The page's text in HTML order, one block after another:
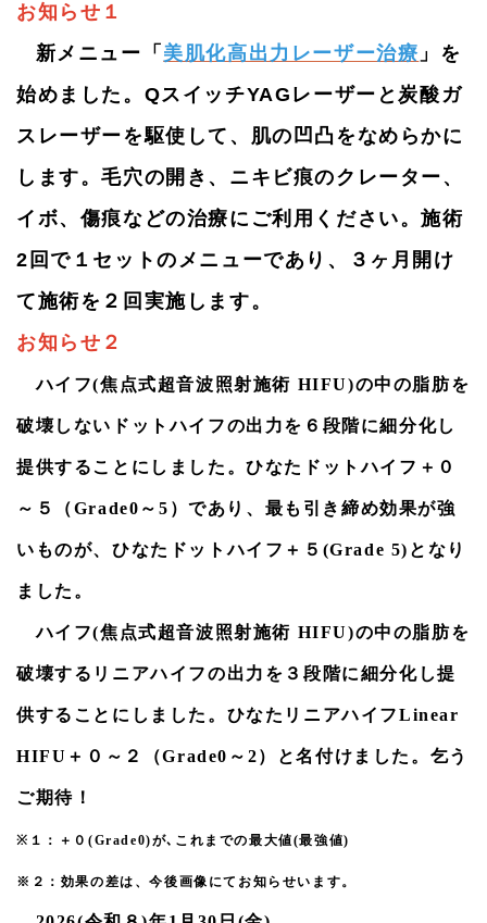
2026.03.30
４月より「お得な美肌・小顔セットＡ20分コース」以外の
水・日曜日限定メニューを他の曜日でも受けることができ
ご利用くださいませ。
2026.03.16
美肌セットC20分コース(水・日曜日限定)を今月から新たに
開始しました。このメニューは、お得な美肌・小顔セット
A・Bとは異なり、施術後１時間以内に改善する発赤以外の
白・美肌を達成することを目的とした施術です。しかも、
初診患者様もお受け頂けます。白くて若々しいお肌を取り
戻してください。
今月から 、インスタグラムのアカウント及び内容を更新し
能となっています。フォロー宜しくお願い致します。
昨日当院に８０歳代の女性がお越しになりました｡お幾つに
2026年始お年玉・バレンタインデーセットは､２月６日
(木)及び７日(金)をもちまして終了致します。ご利用ありが
合せ。
2026.01.30
ニキビ痕治療に対する治療【サブシジョン】を開始しまし
た。クレーターの下の結合組織を切断する治療です｡サブシ
ジョン後にヒアルロン酸を注入するとなお効果的です｡
2026.01.30
お知らせ１
新メニュー「 美肌化高出力レーザー治療 」を
始めました。QスイッチYAGレーザーと炭酸ガ
スレーザーを駆使して、肌の凹凸をなめらかに
します。毛穴の開き、ニキビ痕のクレーター、
イボ、傷痕などの治療にご利用ください。施術
2回で１セットのメニューであり、３ヶ月開け
て施術を２回実施します。
お知らせ２
ハイフ(焦点式超音波照射施術 HIFU)の中の脂肪を
破壊しないドットハイフの出力を６段階に細分化し
提供することにしました。ひなたドットハイフ＋０
～５（Grade0～5）であり、最も引き締め効果が強
いものが、ひなたドットハイフ＋５(Grade 5)となり
ました。
ハイフ(焦点式超音波照射施術 HIFU)の中の脂肪を
破壊するリニアハイフの出力を３段階に細分化し提
供することにしました。ひなたリニアハイフLinear
HIFU＋０～２（Grade0～2）と名付けました。乞う
ご期待！
※１：＋０(Grade0)が､これまでの最大値(最強値)
※２：効果の差は、今後画像にてお知らせいます。